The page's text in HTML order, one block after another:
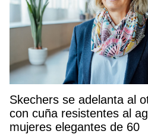
Skechers se adelanta al
con cuña resistentes al
mujeres elegantes de 60